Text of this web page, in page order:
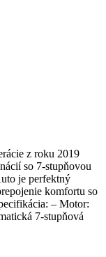
z roku 2019
so 7-stupňovou
je perfektný
komfortu so
– Motor:
7-stupňová